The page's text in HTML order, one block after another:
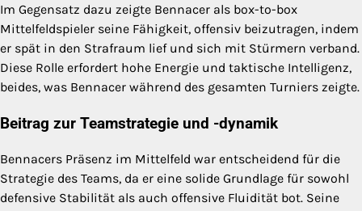
Im Gegensatz dazu zeigte Bennacer als box-to-box
Mittelfeldspieler seine Fähigkeit, offensiv beizutragen, indem
er spät in den Strafraum lief und sich mit Stürmern verband.
Diese Rolle erfordert hohe Energie und taktische Intelligenz,
beides, was Bennacer während des gesamten Turniers zeigte.
Beitrag zur Teamstrategie und -dynamik
Bennacers Präsenz im Mittelfeld war entscheidend für die
Strategie des Teams, da er eine solide Grundlage für sowohl
defensive Stabilität als auch offensive Fluidität bot. Seine